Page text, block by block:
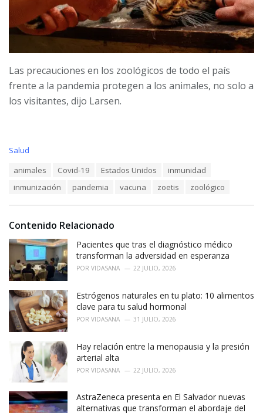
Las precauciones en los zoológicos de todo el país
frente a la pandemia protegen a los animales, no solo a
los visitantes, dijo Larsen.
C
i
s
Salud
animales Covid-19 Estados Unidos
inmunidad
inmunización
pandemia vacuna zoetis zoológico
Contenido Relacionado
Pacientes que tras el diagnóstico médico
transforman la adversidad en esperanza
POR VIDASANA 22 JULIO, 2026
Estrógenos naturales en tu plato: 10 alimentos
clave para tu salud hormonal
POR VIDASANA 31 JULIO, 2026
Hay relación entre la menopausia y la presión
arterial alta
POR VIDASANA 22 JULIO, 2026
AstraZeneca presenta en El Salvador nuevas
alternativas que transforman el abordaje del